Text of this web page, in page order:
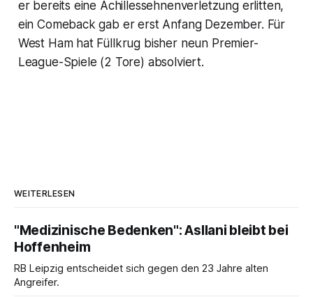
er bereits eine Achillessehnenverletzung erlitten,
ein Comeback gab er erst Anfang Dezember. Für
West Ham hat Füllkrug bisher neun Premier-
League-Spiele (2 Tore) absolviert.
WEITERLESEN
"Medizinische Bedenken": Asllani bleibt bei
Hoffenheim
RB Leipzig entscheidet sich gegen den 23 Jahre alten
Angreifer.